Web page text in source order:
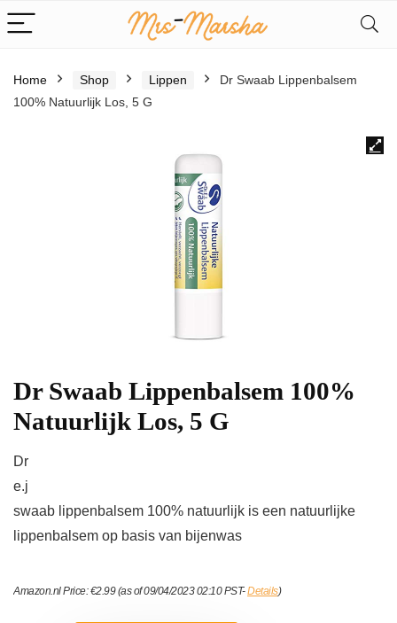
Home Shop Lippen
Dr Swaab Lippenbalsem
100% Natuurlijk Los, 5 G
Dr Swaab Lippenbalsem 100%
Natuurlijk Los, 5 G
Dr
e.j
swaab lippenbalsem 100% natuurlijk is een natuurlijke
lippenbalsem op basis van bijenwas
Amazon.nl Price:€2.99(as of 09/04/2023 02:10 PST-Details)